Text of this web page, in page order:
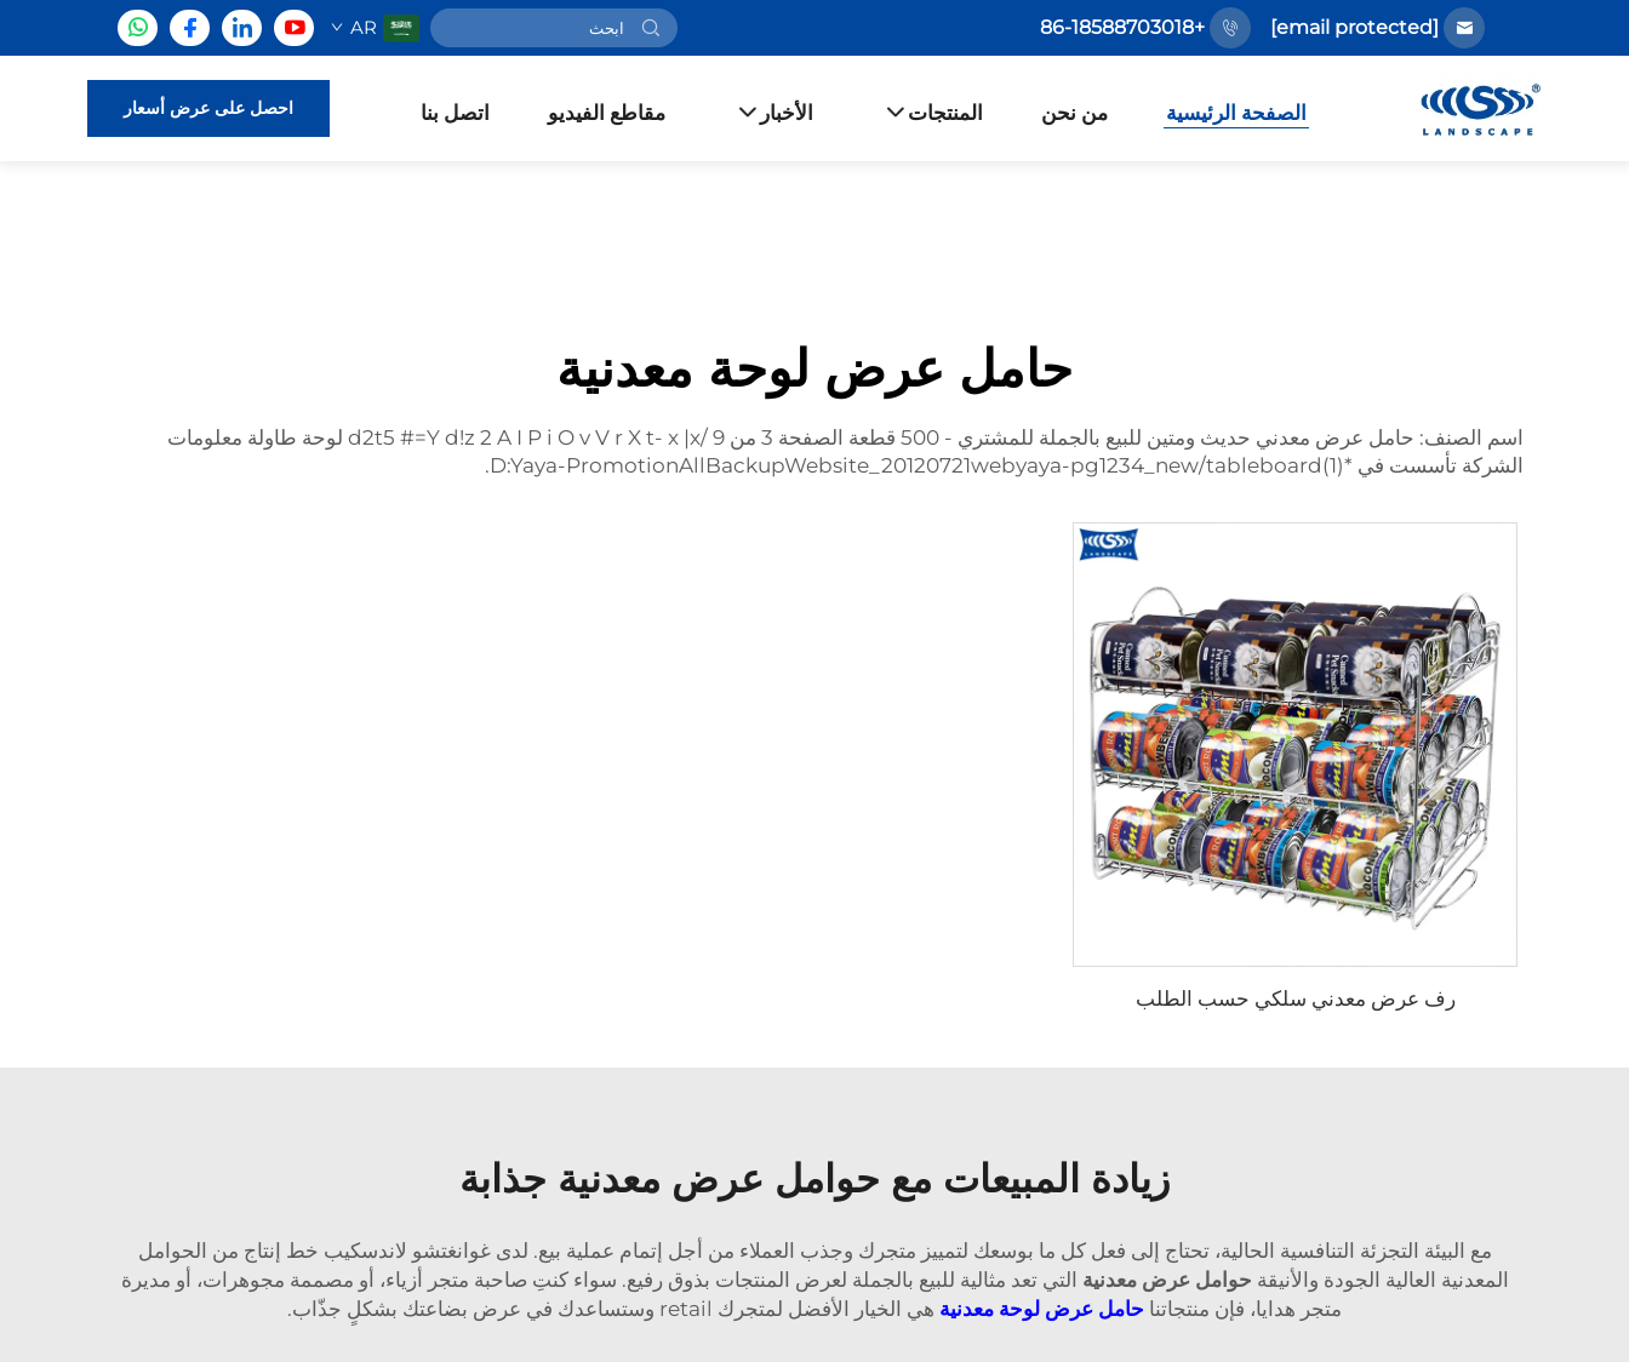
[email protected]
+86-18588703018
AR
الصفحة الرئيسية من نحن المنتجات الأخبار مقاطع الفيديو اتصل بنا احصل على عرض أسعار
حامل عرض لوحة معدنية
اسم الصنف: حامل عرض معدني حديث ومتين للبيع بالجملة للمشتري - 500 قطعة الصفحة 3 من 9 /d2t5 #=Y d!z 2 A I P i O v V r X t- x |x لوحة طاولة معلومات
الشركة تأسست في *D:Yaya-PromotionAllBackupWebsite_20120721webyaya-pg1234_new/tableboard(1).
رف عرض معدني سلكي حسب الطلب
زيادة المبيعات مع حوامل عرض معدنية جذابة
مع البيئة التجزئة التنافسية الحالية، تحتاج إلى فعل كل ما بوسعك لتمييز متجرك وجذب العملاء من أجل إتمام عملية بيع. لدى غوانغتشو لاندسكيب خط إنتاج من الحوامل
المعدنية العالية الجودة والأنيقة حوامل عرض معدنية التي تعد مثالية للبيع بالجملة لعرض المنتجات بذوق رفيع. سواء كنتِ صاحبة متجر أزياء، أو مصممة مجوهرات، أو مديرة
متجر هدايا، فإن منتجاتنا حامل عرض لوحة معدنية هي الخيار الأفضل لمتجرك retail وستساعدك في عرض بضاعتك بشكلٍ جذّاب.